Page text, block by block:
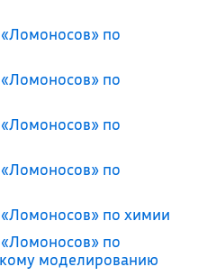
по
по
по
по
по химии
по
моделированию